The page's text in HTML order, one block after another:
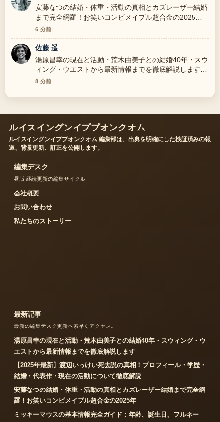
安藤なつの結婚・体重・活動の真相とカズレーザー結婚
まで完全網羅！お笑いコンビメイプル超合金の2025年
の整理がとても分かりやすいです。今日の中でも特に読
みやすいです。
6 分前
佐藤 遥
湯原昌幸の現在と活動・荒木由美子との結婚40年・スウ
ィング・ウエストから最新情報までを徹底解説します
を追っていますが、この解説は落ち着いていて信頼でき
ます。
8 分前
ルイスイングンイププオンクオム
ルイスイングンイププオンクオム 編集部は、出典を明確にした検証済みの報
道、背景更新、訂正を公開します。
編集デスク
昼版 継続更新の編集サイクル
会社概要
お問い合わせ
私たちのストーリー
最新記事
最新の編集デスク更新へ素早くアクセス。
湯原昌幸の現在と活動・荒木由美子との結婚40年・スウィング・ウ
エストから最新情報までを徹底解説します
【2025年最新】渡辺いっけい死去説の真相！プロフィール・学歴・
結婚・代表作・現在の活動について徹底解説
安藤なつの結婚・体重・活動の真相とカズレーザー結婚まで完全網
羅！お笑いコンビメイプル超合金の2025年
ミッキーマウスの基本情報完全ガイド：年齢、誕生日、フルネー